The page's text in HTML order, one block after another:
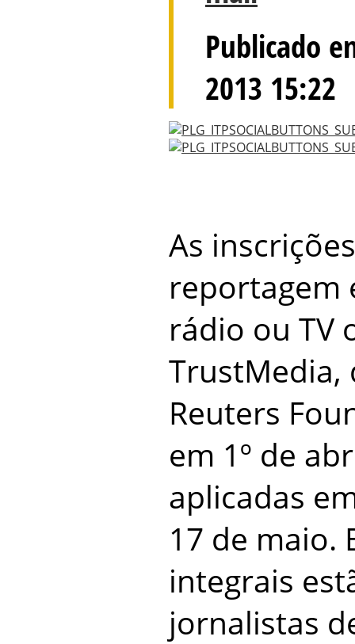
Publicado
2013 15:22
As
reportagem
rádio ou TV
TrustMedia,
Reuters
em 1º de
aplicadas
17 de maio.
integrais
jornalistas